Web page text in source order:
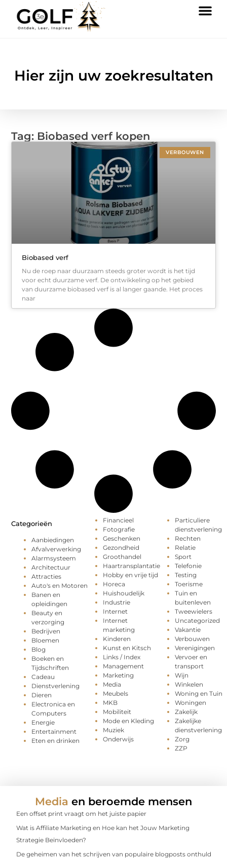
Hier zijn uw zoekresultaten
Tag: Biobased verf kopen
VERBOUWEN
Biobased verf
Nu de roep naar duurzaam steeds groter wordt is het tijd
voor echt duurzame verf. De ontwikkeling op het gebied
van duurzame biobased verf is al langer gaande. Het proces
naar
Categorieën
Aanbiedingen
Afvalverwerking
Alarmsysteem
Architectuur
Attracties
Auto's en Motoren
Banen en
opleidingen
Beauty en
verzorging
Bedrijven
Bloemen
Blog
Boeken en
Tijdschriften
Cadeau
Dienstverlening
Dieren
Electronica en
Computers
Energie
Entertainment
Eten en drinken
Financieel
Fotografie
Geschenken
Gezondheid
Groothandel
Haartransplantatie
Hobby en vrije tijd
Horeca
Huishoudelijk
Industrie
Internet
Internet
marketing
Kinderen
Kunst en Kitsch
Links / Index
Management
Marketing
Media
Meubels
MKB
Mobiliteit
Mode en Kleding
Muziek
Onderwijs
Particuliere
dienstverlening
Rechten
Relatie
Sport
Telefonie
Testing
Toerisme
Tuin en
buitenleven
Tweewielers
Uncategorized
Vakantie
Verbouwen
Verenigingen
Vervoer en
transport
Wijn
Winkelen
Woning en Tuin
Woningen
Zakelijk
Zakelijke
dienstverlening
Zorg
ZZP
Media en beroemde mensen
Een offset print vraagt om het juiste papier
Wat is Affiliate Marketing en Hoe kan het Jouw Marketing
Strategie Beïnvloeden?
De geheimen van het schrijven van populaire blogposts onthuld